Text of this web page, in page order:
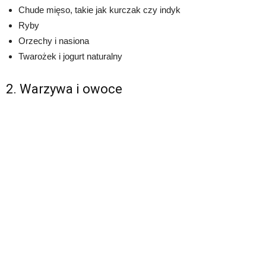
Chude mięso, takie jak kurczak czy indyk
Ryby
Orzechy i nasiona
Twarożek i jogurt naturalny
2. Warzywa i owoce